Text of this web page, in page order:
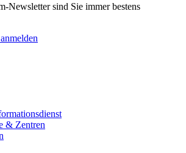
Newsletter sind Sie immer bestens
& Zentren